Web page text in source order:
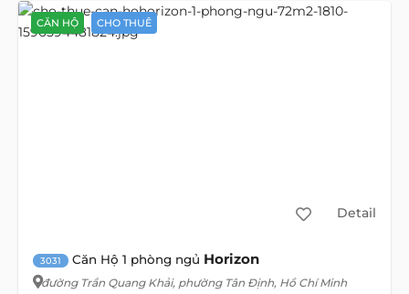
CĂN HỘ CHO THUÊ
Detail
3031 Căn Hộ 1 phòng ngủ Horizon
đường Trần Quang Khải, phường Tân Định, Hồ Chí Minh